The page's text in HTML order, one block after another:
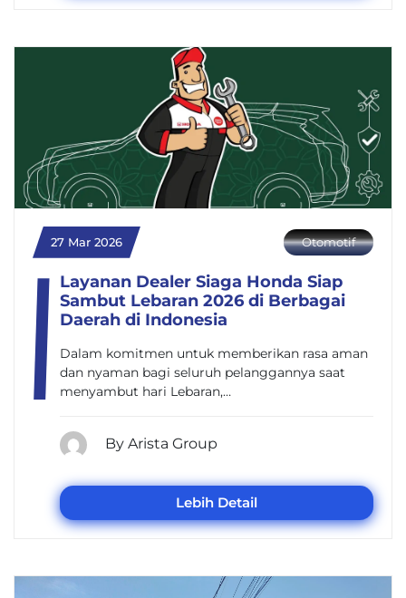
27 Mar 2026 Otomotif
Layanan Dealer Siaga Honda Siap
Sambut Lebaran 2026 di Berbagai
Daerah di Indonesia
Dalam komitmen untuk memberikan rasa aman
dan nyaman bagi seluruh pelanggannya saat
menyambut hari Lebaran,…
By Arista Group
Lebih Detail